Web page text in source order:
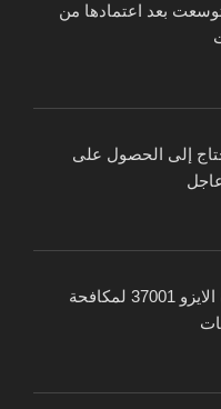
بعد اعتمادها من
إلى الحصول على
خطوات تطبيق شهادة الايزو 37001 لمكافحة